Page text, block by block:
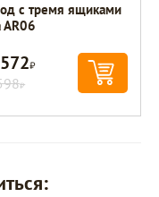
с тремя ящиками
AR06
Р
Р